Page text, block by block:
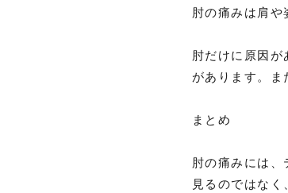
肘の痛みは肩や
肘だけに原因
があります。
まとめ
肘の痛みには
見るのではな